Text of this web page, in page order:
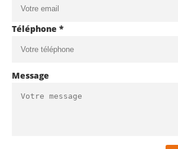
Téléphone *
Message